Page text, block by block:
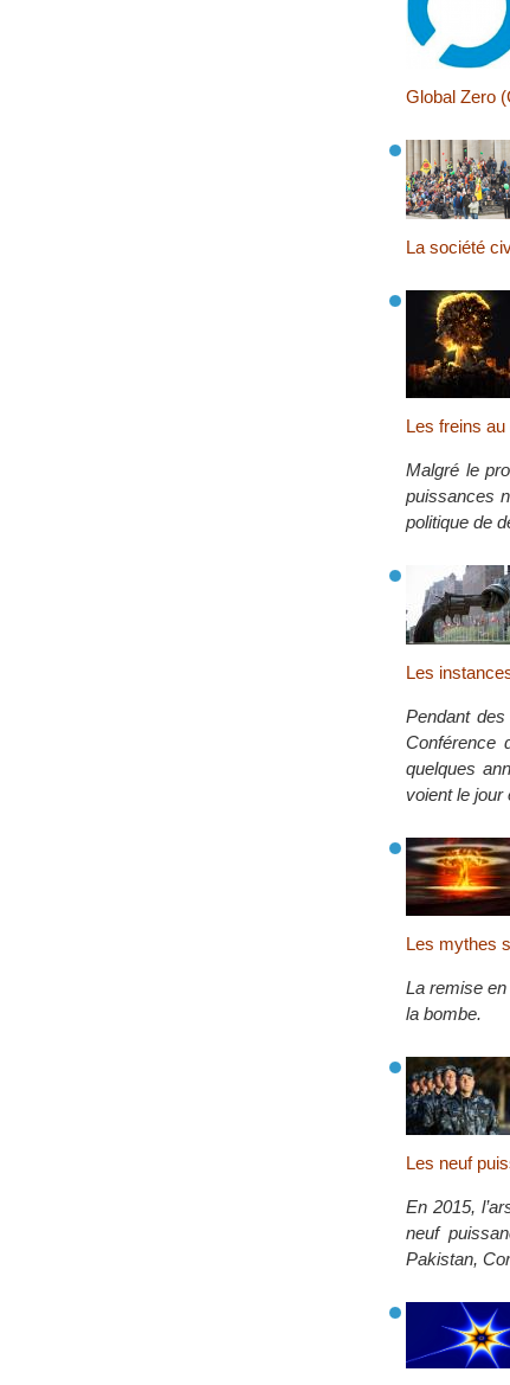
Global Zero
La société
Les freins
Malgré le
puissances
politique de
Les
Pendant
Conférence
quelques
voient le jour
Les mythes
La remise en
la bombe.
Les neuf
En 2015,
neuf
Pakistan,